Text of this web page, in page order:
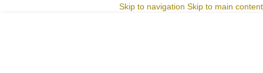
Skip to navigation Skip to main content